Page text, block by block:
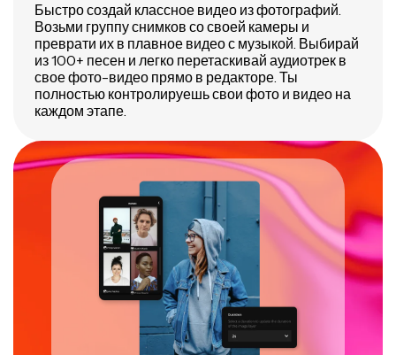
Быстро создай классное видео из фотографий.
Возьми группу снимков со своей камеры и
преврати их в плавное видео с музыкой. Выбирай
из 100+ песен и легко перетаскивай аудиотрек в
свое фото-видео прямо в редакторе. Ты
полностью контролируешь свои фото и видео на
каждом этапе.